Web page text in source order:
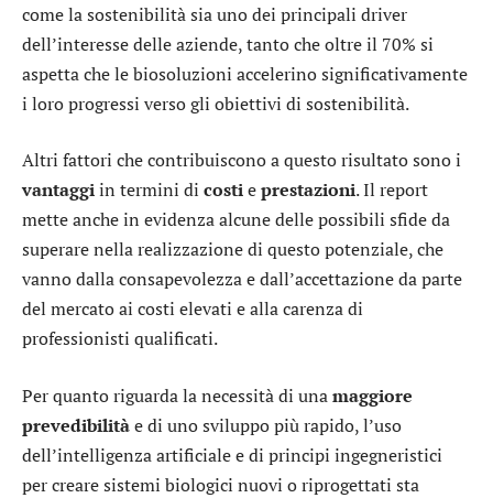
come la sostenibilità sia uno dei principali driver
dell’interesse delle aziende, tanto che oltre il 70% si
aspetta che le biosoluzioni accelerino significativamente
i loro progressi verso gli obiettivi di sostenibilità.
Altri fattori che contribuiscono a questo risultato sono i
vantaggiin termini di costieprestazioni. Il report
mette anche in evidenza alcune delle possibili sfide da
superare nella realizzazione di questo potenziale, che
vanno dalla consapevolezza e dall’accettazione da parte
del mercato ai costi elevati e alla carenza di
professionisti qualificati.
Per quanto riguarda la necessità di unamaggiore
prevedibilitàe di uno sviluppo più rapido, l’uso
dell’intelligenza artificiale e di principi ingegneristici
per creare sistemi biologici nuovi o riprogettati sta